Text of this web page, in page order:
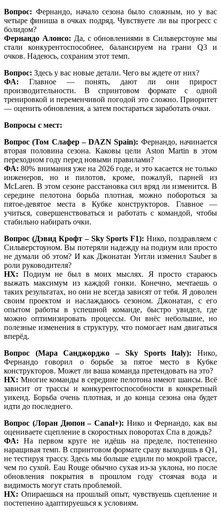
Вопрос: Фернандо, начало сезона было сложным, но у вас
четыре финиша в очках подряд. Чувствуете ли вы прогресс с
болидом?
Фернандо Алонсо: Да, с обновлениями в Сильверстоуне мы
стали конкурентоспособнее, балансируем на грани Q3 и
очков. Надеюсь, сохраним этот темп.
Вопрос: Здесь у вас новые детали. Чего вы ждете от них?
ФА: Главное — понять, дают ли они прирост
производительности. В спринтовом формате с одной
тренировкой и переменчивой погодой это сложно. Приоритет
— оценить обновления, а затем постараться заработать очки.
Вопросы с мест:
Вопрос (Том Слафер – DAZN Spain): Фернандо, начинается
вторая половина сезона. Каковы цели Aston Martin в этом
переходном году перед новыми правилами?
ФА: 80% внимания уже на 2026 годе, и это касается не только
инженеров, но и пилотов, кроме, пожалуй, парней из
McLaren. В этом сезоне расстановка сил вряд ли изменится. В
середине пелотона борьба плотная, можно побороться за
пятое-девятое места в Кубке конструкторов. Главное —
учиться, совершенствоваться и работать с командой, чтобы
стабильно набирать очки.
Вопрос (Дэвид Крофт – Sky Sports F1): Нико, поздравляем с
Сильверстоуном. Вы потеряли надежду на подиум или просто
не думали об этом? И как Джонатан Уитли изменил Sauber в
роли руководителя?
НХ: Подиум не был в моих мыслях. Я просто стараюсь
выжать максимум из каждой гонки. Конечно, мечтаешь о
таких результатах, но они не всегда зависят от тебя. Я доволен
своим проектом и наслаждаюсь сезоном. Джонатан, с его
опытом работы в успешной команде, быстро увидел, где
можно оптимизировать процессы. Он внёс небольшие, но
полезные изменения в структуру, что помогает нам двигаться
вперёд.
Вопрос (Мара Санджорджо – Sky Sports Italy): Нико,
Фернандо говорил о борьбе за пятое место в Кубке
конструкторов. Может ли ваша команда претендовать на это?
НХ: Многие команды в середине пелотона имеют шансы. Всё
зависит от трассы и конкурентоспособности в конкретный
уикенд. Борьба очень плотная, и до конца сезона она будет
идти до последнего.
Вопрос (Лоран Дюпон – Canal+): Нико и Фернандо, как вы
оцениваете сцепление в скоростных поворотах Спа в дождь?
ФА: На первом круге не идёшь на пределе, постепенно
наращивая темп. В спринтовом формате сразу выходишь в Q1,
не тестируя трассу. Здесь мы больше ездили по мокрой трассе,
чем по сухой. Eau Rouge обычно сухая из-за уклона, но после
обновления покрытия в прошлом году стоячая вода и
видимость могут стать проблемой.
НХ: Опираешься на прошлый опыт, чувствуешь сцепление и
постепенно адаптируешься к условиям.